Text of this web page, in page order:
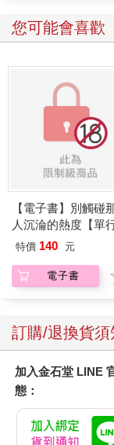
一切知識，老闆親
不是賣了多少牛排
雖然牛排館老闆很
得他的管理卻不太
做一套，老闆不在另
如果我按照著老闆
衝出來，故意把我
作！」
如果我按照老闆教
就會諷刺我：「妳
這件事情真的讓我
王品董事長戴勝益
牛排館，會有天差
某個難忘的夜晚，
我覺得這個要求一
您可能會喜歡
【電子書】別觸碰
人沉淪的熱度【單
版】
特價 140 元
電子書
訂購/退換貨須
加入金石堂 LINE
態：